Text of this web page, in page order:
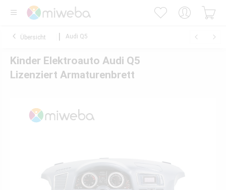
Übersicht Audi Q5
Kinder Elektroauto Audi Q5
Lizenziert Armaturenbrett